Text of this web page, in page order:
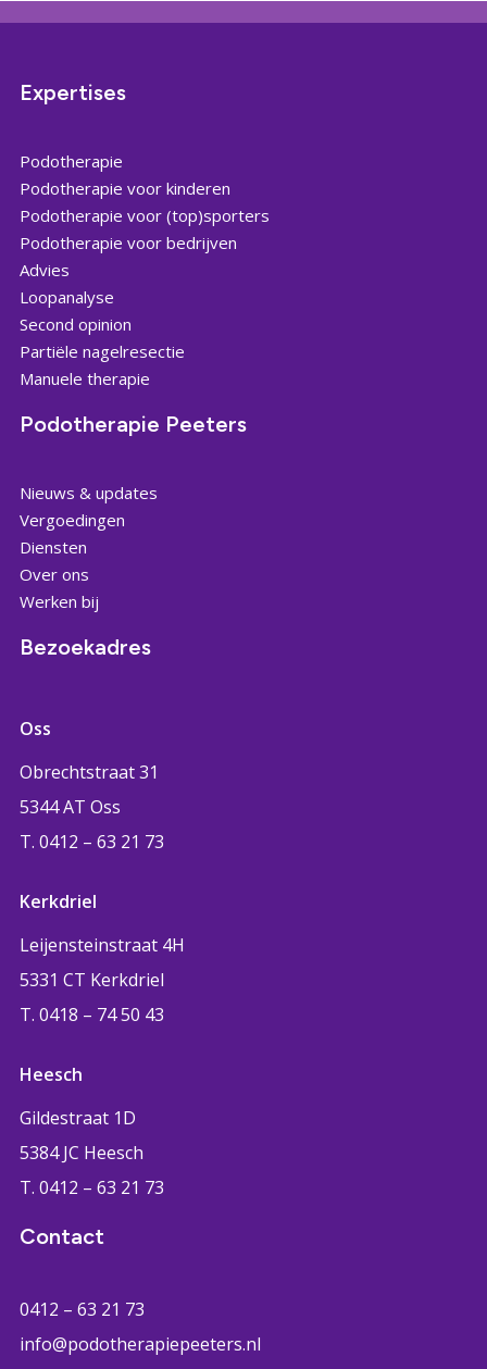
Expertises
Podotherapie
Podotherapie voor kinderen
Podotherapie voor (top)sporters
Podotherapie voor bedrijven
Advies
Loopanalyse
Second opinion
Partiële nagelresectie
Manuele therapie
Podotherapie Peeters
Nieuws & updates
Vergoedingen
Diensten
Over ons
Werken bij
Bezoekadres
Oss
Obrechtstraat 31
5344 AT Oss
T. 0412 – 63 21 73
Kerkdriel
Leijensteinstraat 4H
5331 CT Kerkdriel
T. 0418 – 74 50 43
Heesch
Gildestraat 1D
5384 JC Heesch
T. 0412 – 63 21 73
Contact
0412 – 63 21 73
info@podotherapiepeeters.nl